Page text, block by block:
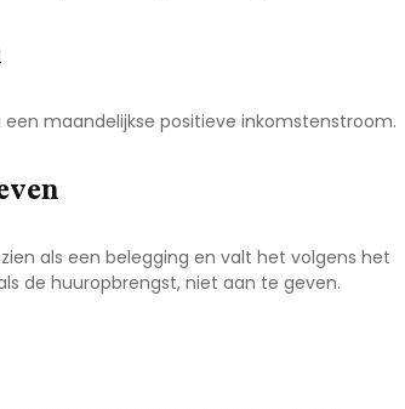
maandelijkse positieve inkomstenstroom.
als een belegging en valt het volgens het
de huuropbrengst, niet aan te geven.